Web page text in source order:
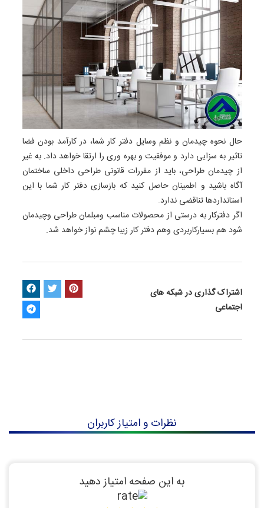
حال نحوه چیدمان و نظم وسایل دفتر کار شما، در کارآمد بودن فضا
تاثیر به سزایی دارد و موفقیت و بهره وری را ارتقا خواهد داد. به غیر
از چیدمان طراحی، باید از مقررات قانونی طراحی داخلی ساختمان
آگاه باشید و اطمینان حاصل کنید که بازسازی دفتر کار شما با این
استانداردها تناقضی ندارد.
اگر دفترکار به درستی از محصولات مناسب ومبلمان طراحی وچیدمان
شود هم بسیارکاربردی وهم دفتر کار زیبا چشم نواز خواهد شد.
اشتراک گذاری در شبکه های
اجتماعی
نظرات و امتیاز کاربران
به این صفحه امتیاز دهید